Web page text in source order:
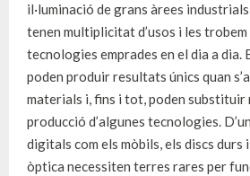
il·luminació de grans àrees
tenen multiplicitat d’usos i les
tecnologies emprades en el dia a
poden produir resultats únics quan
materials i, fins i tot, poden substituir
producció d’algunes tecnologies.
digitals com els mòbils, els discs durs
òptica necessiten terres rares per